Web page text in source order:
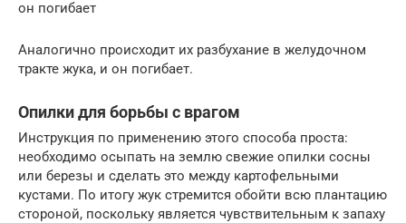
он погибает
Аналогично происходит их разбухание в желудочном
тракте жука, и он погибает.
Опилки для борьбы с врагом
Инструкция по применению этого способа проста:
необходимо осыпать на землю свежие опилки сосны
или березы и сделать это между картофельными
кустами. По итогу жук стремится обойти всю плантацию
стороной, поскольку является чувствительным к запаху